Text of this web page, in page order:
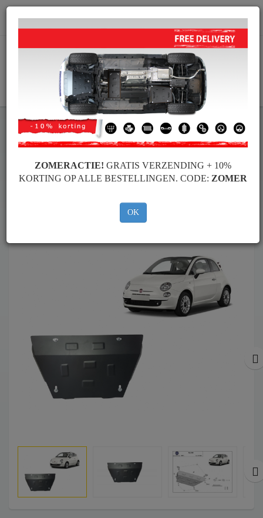
info@motorbeschermplaat.com
WINKELWAGEN
Motor Beschermplaat
Motor Beschermplaat Fiat
Motor Beschermplaat
Motor Beschermplaat Fiat 500
Merken
Terug naar de catalogus
ZOMERACTIE! GRATIS VERZENDING + 10%
KORTING OP ALLE BESTELLINGEN. CODE: ZOMER
OK